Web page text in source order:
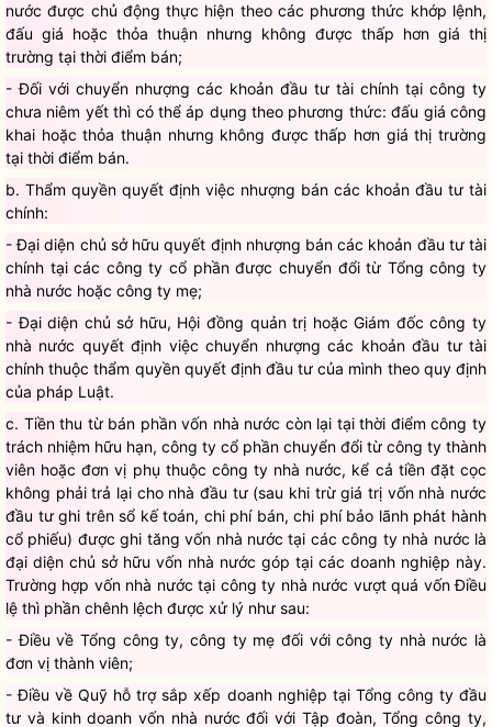
nước được chủ động thực hiện theo các phương thức khớp lệnh,
đấu giá hoặc thỏa thuận nhưng không được thấp hơn giá thị
trường tại thời điểm bán;
- Đối với chuyển nhượng các khoản đầu tư tài chính tại công ty
chưa niêm yết thì có thể áp dụng theo phương thức: đấu giá công
khai hoặc thỏa thuận nhưng không được thấp hơn giá thị trường
tại thời điểm bán.
b. Thẩm quyền quyết định việc nhượng bán các khoản đầu tư tài
chính:
- Đại diện chủ sở hữu quyết định nhượng bán các khoản đầu tư tài
chính tại các công ty cổ phần được chuyển đổi từ Tổng công ty
nhà nước hoặc công ty mẹ;
- Đại diện chủ sở hữu, Hội đồng quản trị hoặc Giám đốc công ty
nhà nước quyết định việc chuyển nhượng các khoản đầu tư tài
chính thuộc thẩm quyền quyết định đầu tư của mình theo quy định
của pháp Luật.
c. Tiền thu từ bán phần vốn nhà nước còn lại tại thời điểm công ty
trách nhiệm hữu hạn, công ty cổ phần chuyển đổi từ công ty thành
viên hoặc đơn vị phụ thuộc công ty nhà nước, kể cả tiền đặt cọc
không phải trả lại cho nhà đầu tư (sau khi trừ giá trị vốn nhà nước
đầu tư ghi trên sổ kế toán, chi phí bán, chi phí bảo lãnh phát hành
cổ phiếu) được ghi tăng vốn nhà nước tại các công ty nhà nước là
đại diện chủ sở hữu vốn nhà nước góp tại các doanh nghiệp này.
Trường hợp vốn nhà nước tại công ty nhà nước vượt quá vốn Điều
lệ thì phần chênh lệch được xử lý như sau:
- Điều về Tổng công ty, công ty mẹ đối với công ty nhà nước là
đơn vị thành viên;
- Điều về Quỹ hỗ trợ sắp xếp doanh nghiệp tại Tổng công ty đầu
tư và kinh doanh vốn nhà nước đối với Tập đoàn, Tổng công ty,